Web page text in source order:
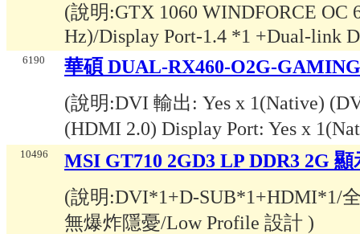
(說明:GTX 1060 WINDFORCE OC
Hz)/Display Port-1.4 *1 +Dual-link
6190
華碩 DUAL-RX460-O2G-
(說明:DVI 輸出: Yes x 1(Native)
(HDMI 2.0) Display Port: Yes x
10496
MSI GT710 2GD3 LP DDR3 2G 顯
(說明:DVI*1+D-SUB*1+HDMI*1/
無爆炸隱憂/Low Profile 設計 )